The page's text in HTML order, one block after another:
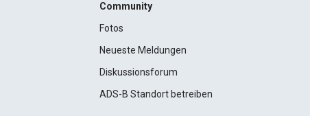
Community
Fotos
Neueste Meldungen
Diskussionsforum
ADS-B Standort betreiben